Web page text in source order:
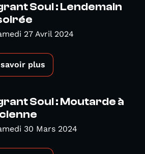
Soul : Lendemain
27 Avril 2024
savoir plus
Soul : Moutarde à
30 Mars 2024